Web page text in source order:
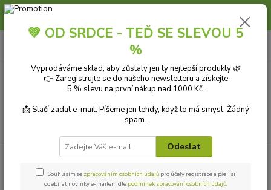
Slunce, koupání a horko dávají vlasům zabrat. Dopřejte jim šetrnou péči s
CZK
Kategorie blogu
💚 OD SRDCE - TEĎ SE SLEVOU 5
%
Vyprodáváme sklad, aby zůstaly jen ty nejlepší produkty 🌿
👉 Zaregistrujte se do našeho newsletteru a získejte
5 % slevu na první nákup nad 1000 Kč.
📩 Stačí zadat e-mail. Píšeme jen tehdy, když to má smysl. Žádný
spam.
Odeslat
Souhlasím se zpracováním osobních údajů pro účely registrace a přeji si
odebírat novinky e-mailem dle podmínek zpracování osobních údajů.